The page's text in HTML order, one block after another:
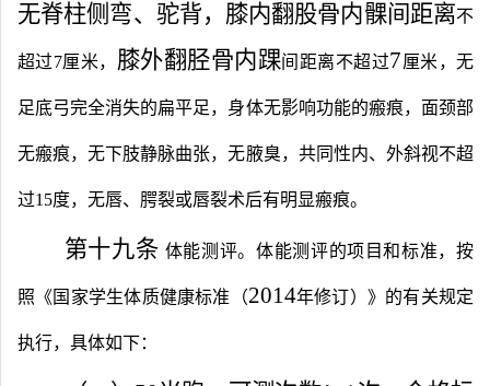
无脊柱侧弯、驼背，膝内翻股骨内髁间距离不
超过7厘米， 膝外翻胫骨内踝间距离不超过7厘米，无
足底弓完全消失的扁平足，身体无影响功能的瘢痕，面颈部
无瘢痕，无下肢静脉曲张，无腋臭，共同性内、外斜视不超
过15度，无唇、腭裂或唇裂术后有明显瘢痕。
第十九条 体能测评。体能测评的项目和标准，按
照《国家学生体质健康标准（2014年修订）》的有关规定
执行，具体如下：